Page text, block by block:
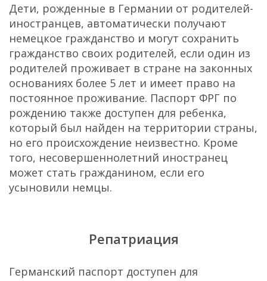
Дети, рожденные в Германии от родителей-
иностранцев, автоматически получают
немецкое гражданство и могут сохранить
гражданство своих родителей, если один из
родителей проживает в стране на законных
основаниях более 5 лет и имеет право на
постоянное проживание. Паспорт ФРГ по
рождению также доступен для ребенка,
который был найден на территории страны,
но его происхождение неизвестно. Кроме
того, несовершеннолетний иностранец
может стать гражданином, если его
усыновили немцы.
Репатриация
Германский паспорт доступен для